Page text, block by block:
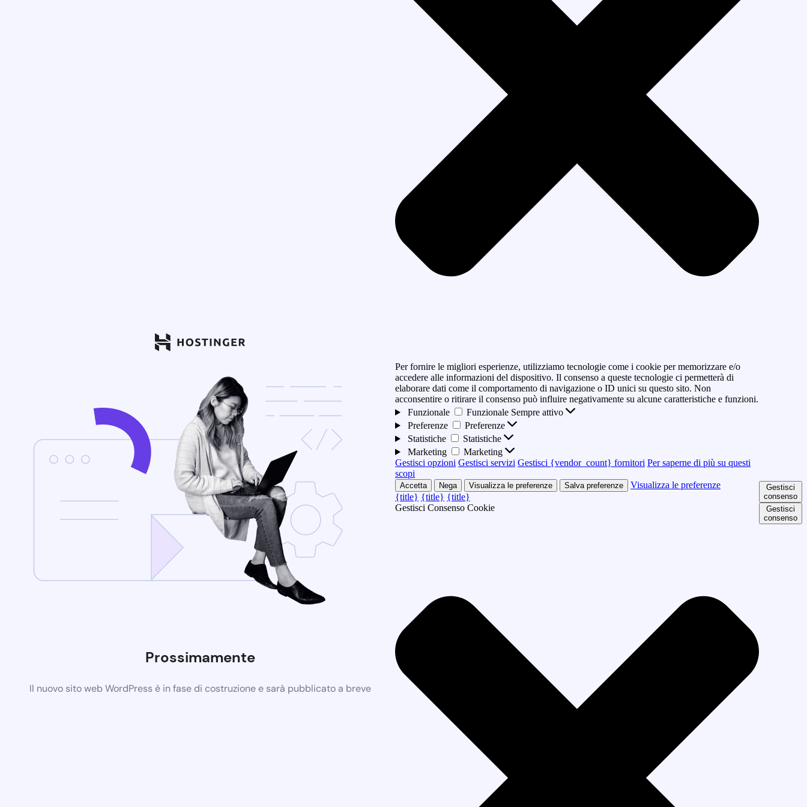
Prossimamente
Il nuovo sito web WordPress è in fase di costruzione e sarà pubblicato a breve
Per fornire le migliori esperienze, utilizziamo tecnologie come i cookie per memorizzare e/o
accedere alle informazioni del dispositivo. Il consenso a queste tecnologie ci permetterà di
elaborare dati come il comportamento di navigazione o ID unici su questo sito. Non
acconsentire o ritirare il consenso può influire negativamente su alcune caratteristiche e funzioni.
Funzionale
Funzionale Sempre attivo
Preferenze
Preferenze
Statistiche
Statistiche
Marketing
Marketing
Gestisci opzioni Gestisci servizi Gestisci {vendor_count} fornitori Per saperne di più su questi
scopi
Accetta Nega Visualizza le preferenze Salva preferenze
Visualizza le preferenze
{title} {title} {title}
Gestisci Consenso Cookie
Gestisci
consenso
Gestisci
consenso